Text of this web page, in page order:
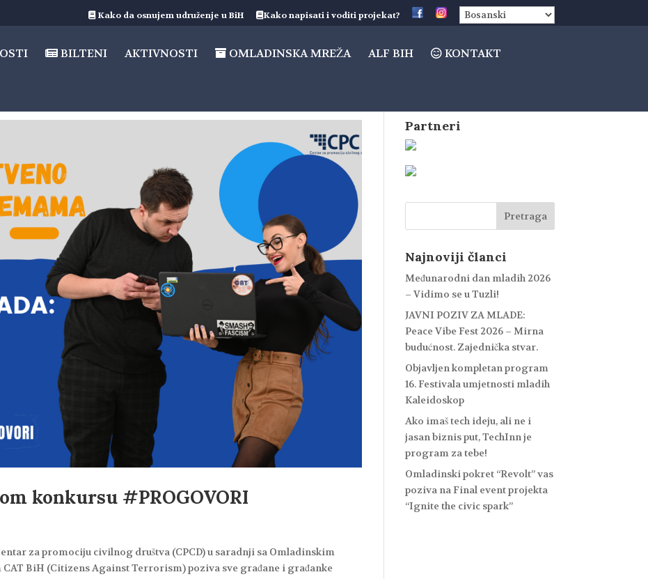
Kako da osnujem udruženje u BiH Kako napisati i voditi projekat?
BILTENI AKTIVNOSTI OMLADINSKA MREŽA ALF BIH KONTAKT
konkursu #PROGOVORI
za promociju civilnog društva (CPCD) u saradnji sa Omladinskim
BiH (Citizens Against Terrorism) poziva sve građane i građanke
Partneri
Najnoviji članci
Međunarodni dan mladih 2026
– Vidimo se u Tuzli!
JAVNI POZIV ZA MLADE:
Peace Vibe Fest 2026 – Mirna
budućnost. Zajednička stvar.
Objavljen kompletan program
16. Festivala umjetnosti mladih
Kaleidoskop
Ako imaš tech ideju, ali ne i
jasan biznis put, TechInn je
program za tebe!
Omladinski pokret “Revolt” vas
poziva na Final event projekta
“Ignite the civic spark”